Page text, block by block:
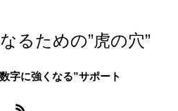
るための”虎の穴”
字に強くなる”サポート